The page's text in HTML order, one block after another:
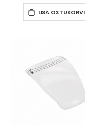
LISA OSTUKORVI